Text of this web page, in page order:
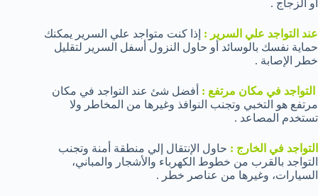
أو الزجاج .
عند التواجد علي السرير : إذا كنت متواجد علي السرير يمكنك
حماية نفسك بالوسائد أو حاول النزول أسفل السرير لتقليل
خطر الإصابة .
التواجد في مكان مرتفع : أفضل شئ عند التواجد في مكان
مرتفع هو التخبي وتجنب النوافذ وغيرها من المخاطر ولا
تستخدم المصاعد .
التواجد في الخارج : حاول الإنتقال إلي منطقة أمنة وتجنب
التواجد بالقرب من خطوط الكهرباء والأشجار والمباني،
السيارات، وغيرها من عناصر خطر .